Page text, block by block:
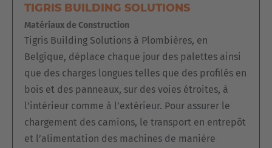
TIGRIS BUILDING SOLUTIONS
Matériaux de Construction
Tigris Building Solutions à Plombières, en
Belgique, déplace chaque jour des palettes ainsi
que des charges longues telles que des profilés en
bois et des panneaux, sur des voies étroites, à
l’intérieur comme à l’extérieur. Pour assurer le
chargement des camions, le transport en entrepôt
et l’alimentation des machines de manière